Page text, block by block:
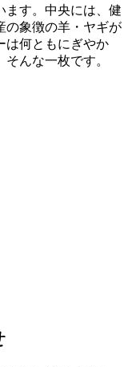
ます。中央には、健
の象徴の羊・ヤギが
は何ともにぎやか
んな一枚です。